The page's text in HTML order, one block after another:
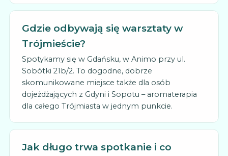
Gdzie odbywają się warsztaty w
Trójmieście?
Spotykamy się w Gdańsku, w Animo przy ul.
Sobótki 21b/2. To dogodne, dobrze
skomunikowane miejsce także dla osób
dojeżdżających z Gdyni i Sopotu – aromaterapia
dla całego Trójmiasta w jednym punkcie.
Jak długo trwa spotkanie i co